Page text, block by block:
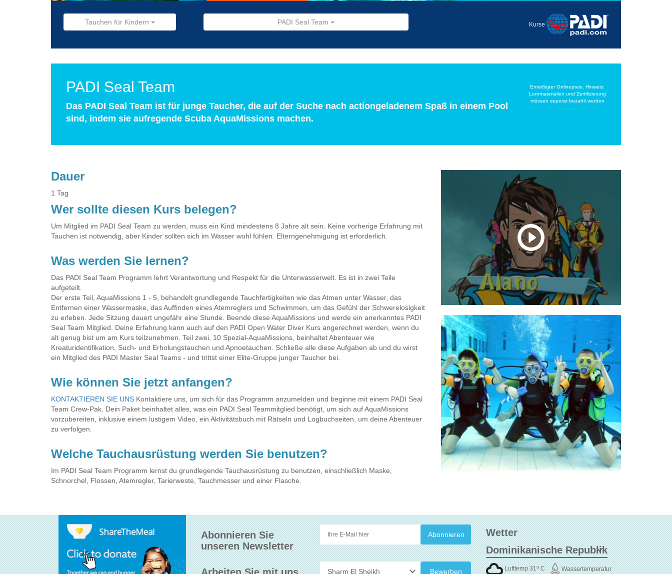
Tauchen für Kindern PADI Seal Team Kurse
PADI Seal Team
Das PADI Seal Team ist für junge Taucher, die auf der Suche nach actiongeladenem Spaß in einem Pool
sind, indem sie aufregende Scuba AquaMissions machen.
Ermäßigter Onlinepreis. Hinweis:
Lernmaterialien und Zertifizierung
müssen seperat bezahlt werden
Dauer
1 Tag
Wer sollte diesen Kurs belegen?
Um Mitglied im PADI Seal Team zu werden, muss ein Kind mindestens 8 Jahre alt sein. Keine vorherige Erfahrung mit
Tauchen ist notwendig, aber Kinder sollten sich im Wasser wohl fühlen. Elterngenehmigung ist erforderlich.
Was werden Sie lernen?
Das PADI Seal Team Programm lehrt Verantwortung und Respekt für die Unterwasserwelt. Es ist in zwei Teile
aufgeteilt.
Der erste Teil, AquaMissions 1 - 5, behandelt grundlegende Tauchfertigkeiten wie das Atmen unter Wasser, das
Entfernen einer Wassermaske, das Auffinden eines Atemreglers und Schwimmen, um das Gefühl der Schwerelosigkeit
zu erleben. Jede Sitzung dauert ungefähr eine Stunde. Beende diese AquaMissions und werde ein anerkanntes PADI
Seal Team Mitglied. Deine Erfahrung kann auch auf den PADI Open Water Diver Kurs angerechnet werden, wenn du
alt genug bist um am Kurs teilzunehmen. Teil zwei, 10 Spezial-AquaMissions, beinhaltet Abenteuer wie
Kreaturidentifikation, Such- und Erholungstauchen und Apnoetauchen. Schließe alle diese Aufgaben ab und du wirst
ein Mitglied des PADI Master Seal Teams - und trittst einer Elite-Gruppe junger Taucher bei.
Wie können Sie jetzt anfangen?
KONTAKTIEREN SIE UNS Kontaktiere uns, um sich für das Programm anzumelden und beginne mit einem PADI Seal
Team Crew-Pak. Dein Paket beinhaltet alles, was ein PADI Seal Teammitglied benötigt, um sich auf AquaMissions
vorzubereiten, inklusive einem lustigem Video, ein Aktivitätsbuch mit Rätseln und Logbuchseiten, um deine Abenteuer
zu verfolgen.
Welche Tauchausrüstung werden Sie benutzen?
Im PADI Seal Team Programm lernst du grundlegende Tauchausrüstung zu benutzen, einschließlich Maske,
Schnorchel, Flossen, Atemregler, Tarierweste, Tauchmesser und einer Flasche.
Abonnieren Sie
unseren Newsletter
Arbeiten Sie mit uns Bewerben
Wetter
Lufttemp 31o C Wassertemperatur